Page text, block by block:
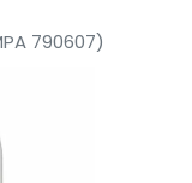
790607)